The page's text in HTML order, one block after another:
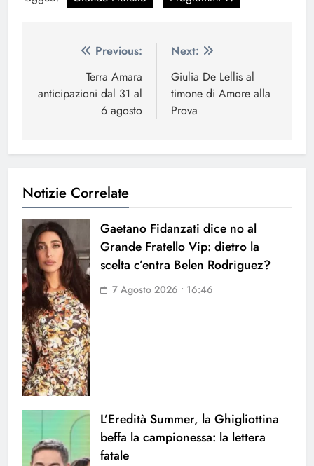
Navigazione
articoli
Previous:
Terra Amara
anticipazioni dal 31 al
6 agosto
Next:
Giulia De Lellis al
timone di Amore alla
Prova
Notizie Correlate
Gaetano Fidanzati dice no al
Grande Fratello Vip: dietro la
scelta c’entra Belen Rodriguez?
7 Agosto 2026 • 16:46
L’Eredità Summer, la Ghigliottina
beffa la campionessa: la lettera
fatale